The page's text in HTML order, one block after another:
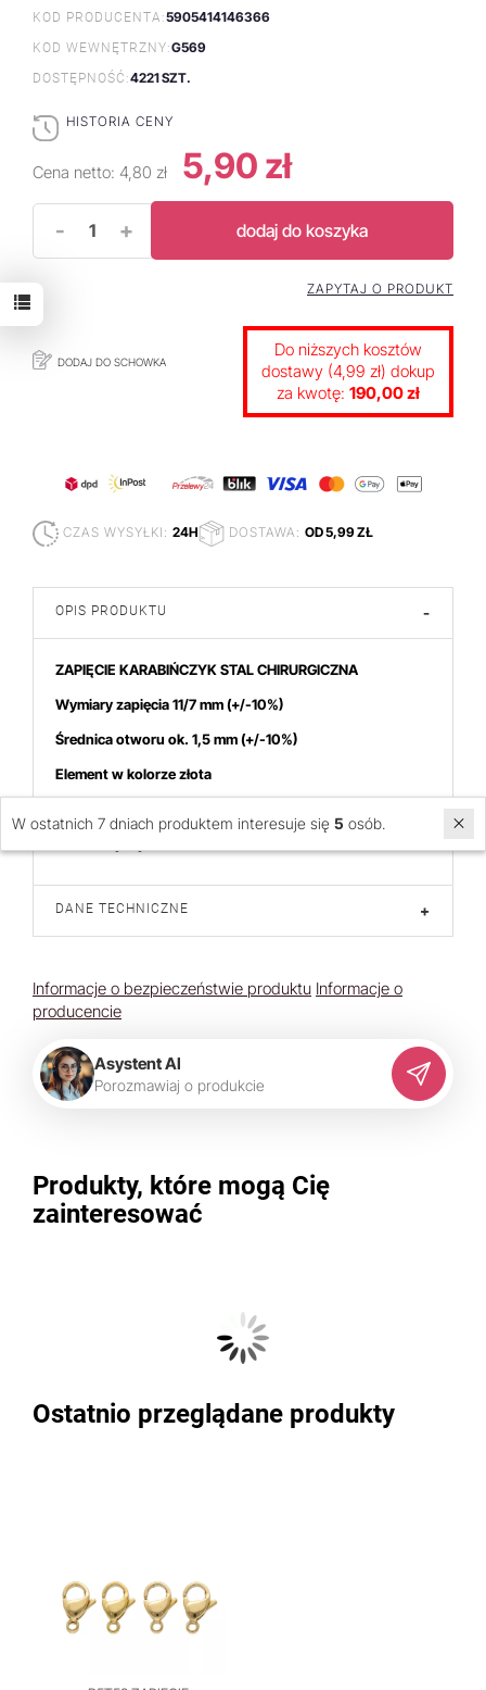
KOD PRODUCENTA:5905414146366
KOD WEWNĘTRZNY:G569
DOSTĘPNOŚĆ:4221 SZT.
HISTORIA CENY
Cena netto: 4,80 zł 5,90 zł
- + dodaj do koszyka
DODAJ DO SCHOWKA
ZAPYTAJ O PRODUKT
Do niższych kosztów
dostawy (4,99 zł) dokup
za kwotę: 190,00 zł
CZAS WYSYŁKI: 24H DOSTAWA: OD 5,99 ZŁ
OPIS PRODUKTU -
ZAPIĘCIE KARABIŃCZYK STAL CHIRURGICZNA
Wymiary zapięcia 11/7 mm(+/-10%)
Średnica otworu ok. 1,5 mm (+/-10%)
Element w kolorze złota
DANE TECHNICZNE +
Informacje o bezpieczeństwie produktu Informacje o
producencie
Asystent AI
Porozmawiaj o produkcie
Produkty, które mogą Cię
zainteresować
Ostatnio przeglądane produkty
W ostatnich 7 dniach produktem interesuje się 5 osób.